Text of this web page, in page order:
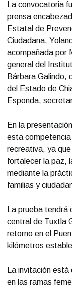
La convocatoria
prensa
Estatal de
Ciudadana,
acompañada por
general del
Bárbara Galindo,
del Estado de
Esponda,
En la
esta
recreativa, ya
fortalecer la paz,
mediante la
familias y
La prueba
central de Tuxtla
retorno en el
kilómetros
La invitación
en las ramas